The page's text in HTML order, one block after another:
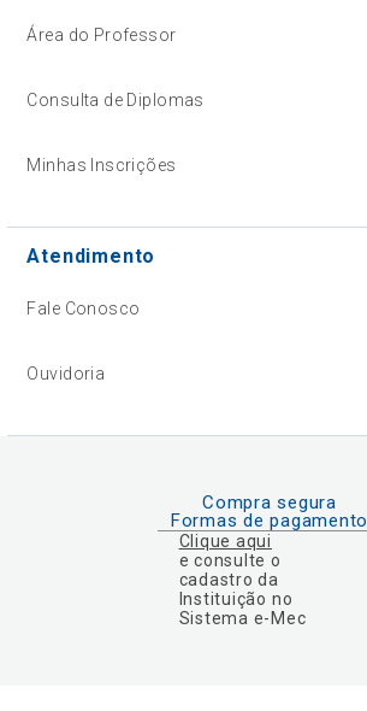
Área do Professor
Consulta de Diplomas
Minhas Inscrições
Atendimento
Fale Conosco
Ouvidoria
Compra segura
Formas de pagamento
Clique aqui
e consulte o
cadastro da
Instituição no
Sistema e-Mec